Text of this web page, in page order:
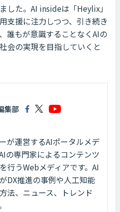
した。AI insideは「Heylix」
支援に注力しつつ、引き続き
誰もが意識することなくAIの
会の実現を目指していくと
集部
が運営するAIポータルメデ
の専門家によるコンテンツ
行うWebメディアです。AI
DX推進の事例や人工知能
法、ニュース、トレンド